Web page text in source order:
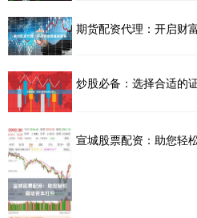
期货配资代理：开启财
炒股必备：选择合适的
宣城股票配资：助您轻